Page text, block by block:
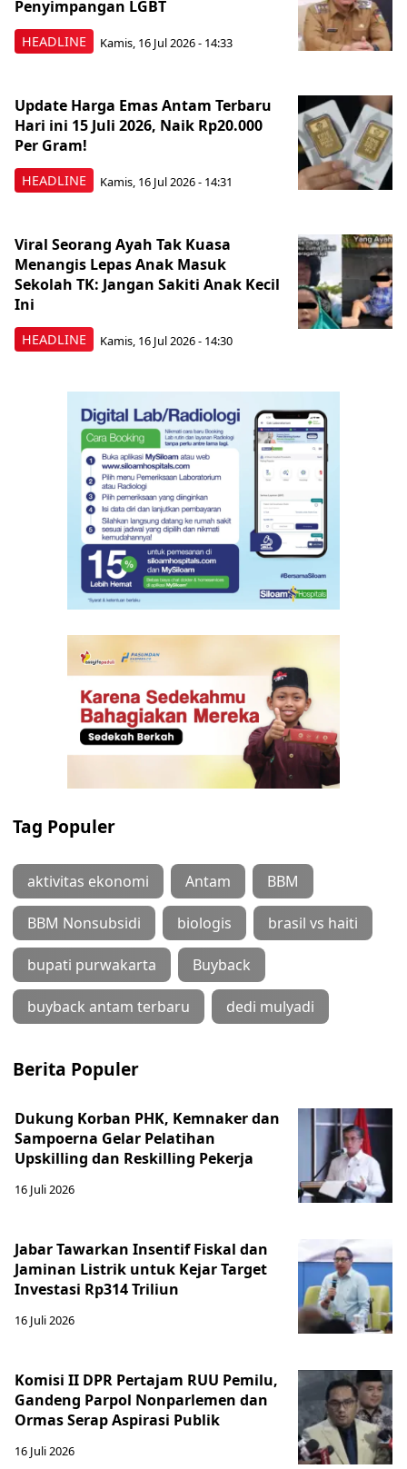
HEADLINE
Penyimpangan LGBT
Kamis, 16 Jul 2026 - 14:33
HEADLINE
Update Harga Emas Antam Terbaru
Hari ini 15 Juli 2026, Naik Rp20.000
Per Gram!
Kamis, 16 Jul 2026 - 14:31
HEADLINE
Viral Seorang Ayah Tak Kuasa
Menangis Lepas Anak Masuk
Sekolah TK: Jangan Sakiti Anak Kecil
Ini
Kamis, 16 Jul 2026 - 14:30
Tag Populer
aktivitas ekonomi Antam BBM
BBM Nonsubsidi biologis brasil vs haiti
bupati purwakarta Buyback
buyback antam terbaru dedi mulyadi
Berita Populer
Dukung Korban PHK, Kemnaker dan
Sampoerna Gelar Pelatihan
Upskilling dan Reskilling Pekerja
16 Juli 2026
Jabar Tawarkan Insentif Fiskal dan
Jaminan Listrik untuk Kejar Target
Investasi Rp314 Triliun
16 Juli 2026
Komisi II DPR Pertajam RUU Pemilu,
Gandeng Parpol Nonparlemen dan
Ormas Serap Aspirasi Publik
16 Juli 2026